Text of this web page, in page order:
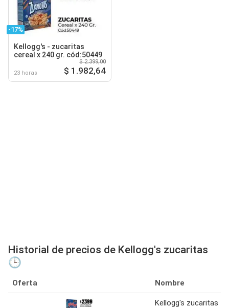
-17%
Kellogg's - zucaritas
cereal x 240 gr. cód:50449
23 horas
$ 2.399,00
$ 1.982,64
Historial de precios de Kellogg's zucaritas
🕒
Oferta Nombre
Kellogg's zucaritas